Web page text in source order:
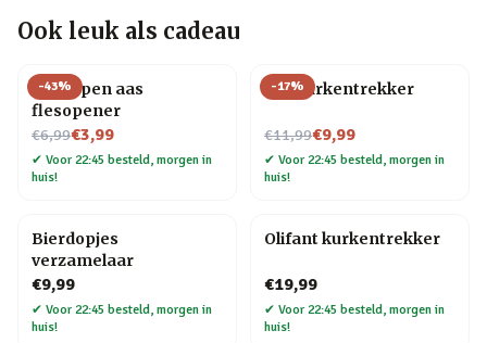
Ook leuk als cadeau
-43%
Schoppen aas
flesopener
€6,99
Nu voor€3,99
✔ Voor 22:45 besteld, morgen in
huis!
-17%
Kat kurkentrekker
€11,99
Nu voor€9,99
✔ Voor 22:45 besteld, morgen in
huis!
Bierdopjes
verzamelaar
€9,99
✔ Voor 22:45 besteld, morgen in
huis!
Olifant kurkentrekker
€19,99
✔ Voor 22:45 besteld, morgen in
huis!